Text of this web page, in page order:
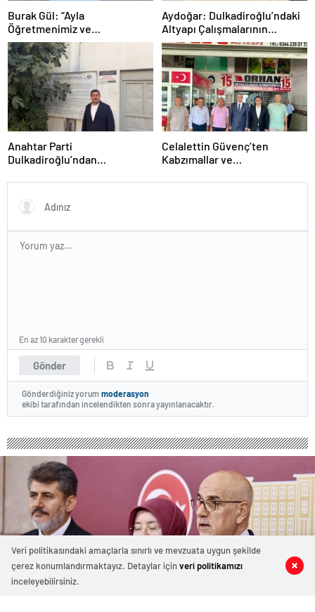
0 0
Burak Gül: “Ayla
Öğretmenimiz ve
Evlatlarımızın Emanetlerine
Sahip Çıkacağız”
Aydoğar: Dulkadiroğlu’ndaki
Altyapı Çalışmalarının
Muhatabı Dulkadiroğlu
Belediyemiz Değil
Anahtar Parti
Dulkadiroğlu’ndan
Kültürel Mirasına İlişkin 5
Kritik Soru
Celalettin Güvenç’ten
Kabzımallar ve
Ziyaret
Gönder
En az 10 karakter gerekli
Gönderdiğiniz yorum moderasyon
ekibi tarafından incelendikten sonra yayınlanacaktır.
0 0
Veri politikasındaki amaçlarla sınırlı ve mevzuata uygun şekilde
çerez konumlandırmaktayız. Detaylar içinveri politikamızı
inceleyebilirsiniz.